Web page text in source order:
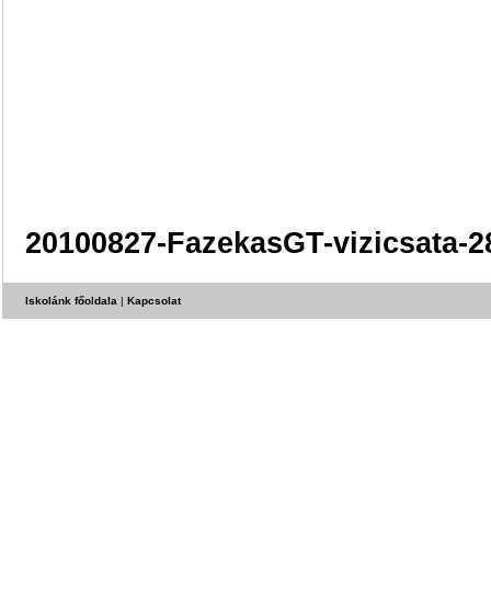
20100827-FazekasGT-vizicsata-
Iskolánk főoldala | Kapcsolat